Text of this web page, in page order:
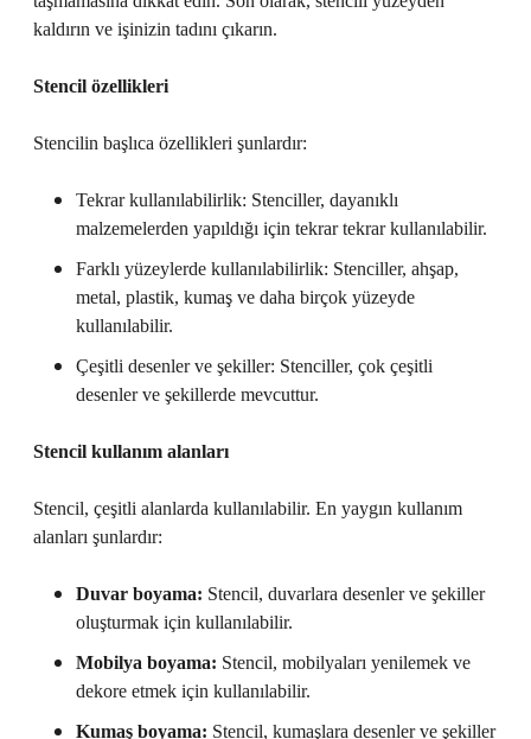
kaldırın ve işinizin tadını çıkarın.
Stencil özellikleri
Stencilin başlıca özellikleri şunlardır:
Tekrar kullanılabilirlik: Stenciller, dayanıklı
malzemelerden yapıldığı için tekrar tekrar kullanılabilir.
Farklı yüzeylerde kullanılabilirlik: Stenciller, ahşap,
metal, plastik, kumaş ve daha birçok yüzeyde
kullanılabilir.
Çeşitli desenler ve şekiller: Stenciller, çok çeşitli
desenler ve şekillerde mevcuttur.
Stencil kullanım alanları
Stencil, çeşitli alanlarda kullanılabilir. En yaygın kullanım
alanları şunlardır:
Duvar boyama: Stencil, duvarlara desenler ve şekiller
oluşturmak için kullanılabilir.
Mobilya boyama: Stencil, mobilyaları yenilemek ve
dekore etmek için kullanılabilir.
Kumaş boyama: Stencil, kumaşlara desenler ve şekiller